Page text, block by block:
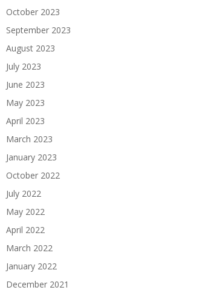
October 2023
September 2023
August 2023
July 2023
June 2023
May 2023
April 2023
March 2023
January 2023
October 2022
July 2022
May 2022
April 2022
March 2022
January 2022
December 2021